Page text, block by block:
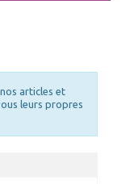
articles et
leurs propres